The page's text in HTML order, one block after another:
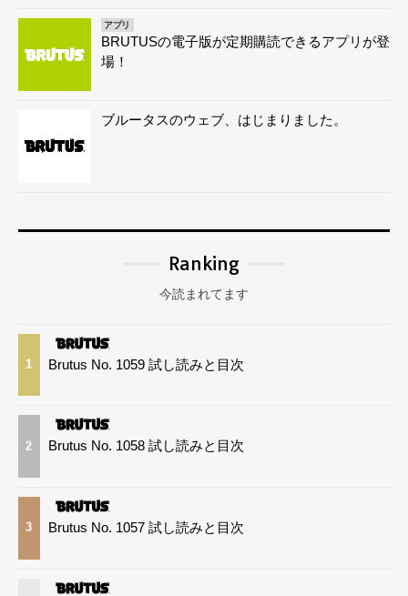
アプリ
BRUTUSの電子版が定期購読できるアプリが登
場！
ブルータスのウェブ、はじまりました。
Ranking
今読まれてます
1 Brutus No. 1059 試し読みと目次
2 Brutus No. 1058 試し読みと目次
3 Brutus No. 1057 試し読みと目次